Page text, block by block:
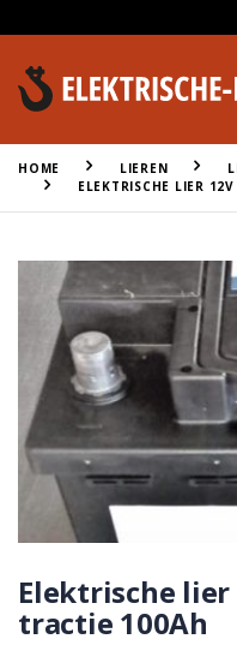
HOME LIEREN
ELEKTRISCHE LIER
Elektrische lier
tractie 100Ah